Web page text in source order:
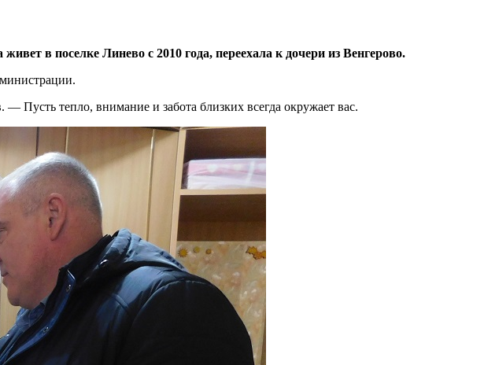
в поселке Линево с 2010 года, переехала к дочери из Венгерово.
Пусть тепло, внимание и забота близких всегда окружает вас.